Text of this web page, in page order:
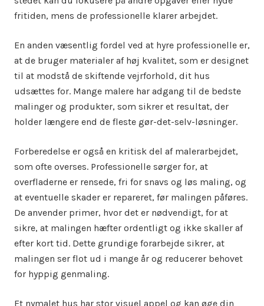
fritiden, mens de professionelle klarer arbejdet.
En anden væsentlig fordel ved at hyre professionelle er,
at de bruger materialer af høj kvalitet, som er designet
til at modstå de skiftende vejrforhold, dit hus
udsættes for. Mange malere har adgang til de bedste
malinger og produkter, som sikrer et resultat, der
holder længere end de fleste gør-det-selv-løsninger.
Forberedelse er også en kritisk del af malerarbejdet,
som ofte overses. Professionelle sørger for, at
overfladerne er rensede, fri for snavs og løs maling, og
at eventuelle skader er repareret, før malingen påføres.
De anvender primer, hvor det er nødvendigt, for at
sikre, at malingen hæfter ordentligt og ikke skaller af
efter kort tid. Dette grundige forarbejde sikrer, at
malingen ser flot ud i mange år og reducerer behovet
for hyppig genmaling.
Et nymalet hus har stor visuel appel og kan øge din